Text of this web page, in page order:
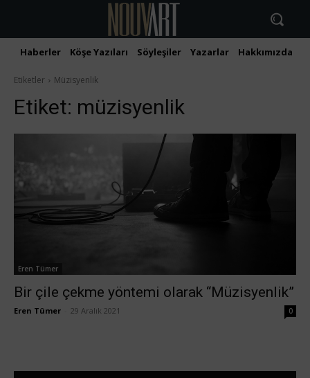
Haberler Köşe Yazıları Söyleşiler Yazarlar Hakkımızda
Etiketler Müzisyenlik
Etiket: müzisyenlik
Eren Tümer
Bir çile çekme yöntemi olarak “Müzisyenlik”
Eren Tümer 29 Aralık 2021 0